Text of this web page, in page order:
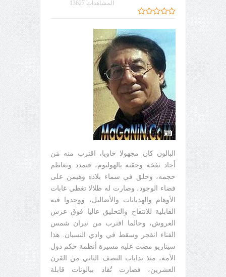
المشاهدات 13627
البالون كان مجهولا خاويا، اقترب منه مَن
أجاد نفخه وحقنه بالهوليوم، فتمدد وتعاظم
حجمه، وحلق في سماء بلاده وهيمن على
فضاء الوجود، وصارت له ظلالا تغطي غابات
الأوهام والهذيانات والأضاليل، ووجدوا فيه
القابلية للانتفاخ والتحليق عاليا فوق عرش
العروش، وحالما اقترب من نيران شمس
الفناء انفجر وسقط في وادي النسيان. هذا
سيناريو مضت عليه مسيرة أنظمة حكم دول
الأمة، منذ بدايات النصف الثاني من القرن
العشرين، فصارت تُقاد ببالونات قابلة